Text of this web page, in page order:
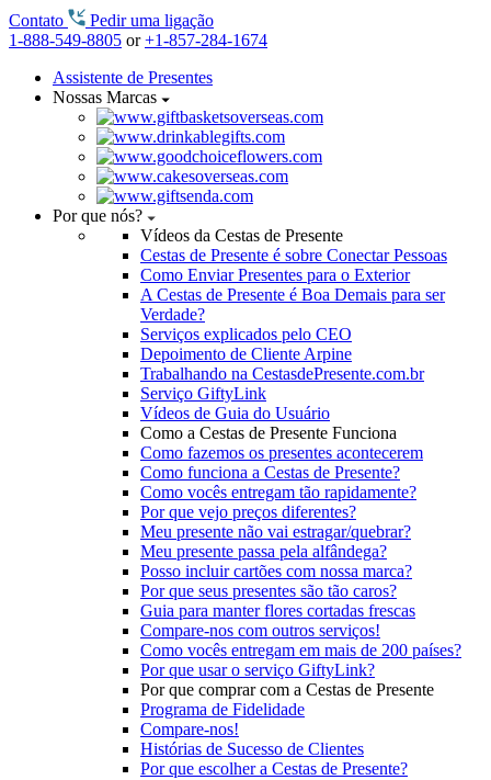
Contato
Pedir uma ligação
1-888-549-8805 or+1-857-284-1674
Assistente de Presentes
Nossas Marcas
Por que nós?
Vídeos da Cestas de Presente
Cestas de Presente é sobre Conectar Pessoas
Como Enviar Presentes para o Exterior
A Cestas de Presente é Boa Demais para ser
Verdade?
Serviços explicados pelo CEO
Depoimento de Cliente Arpine
Trabalhando na CestasdePresente.com.br
Serviço GiftyLink
Vídeos de Guia do Usuário
Como a Cestas de Presente Funciona
Como fazemos os presentes acontecerem
Como funciona a Cestas de Presente?
Como vocês entregam tão rapidamente?
Por que vejo preços diferentes?
Meu presente não vai estragar/quebrar?
Meu presente passa pela alfândega?
Posso incluir cartões com nossa marca?
Por que seus presentes são tão caros?
Guia para manter flores cortadas frescas
Compare-nos com outros serviços!
Como vocês entregam em mais de 200 países?
Por que usar o serviço GiftyLink?
Por que comprar com a Cestas de Presente
Programa de Fidelidade
Compare-nos!
Histórias de Sucesso de Clientes
Por que escolher a Cestas de Presente?